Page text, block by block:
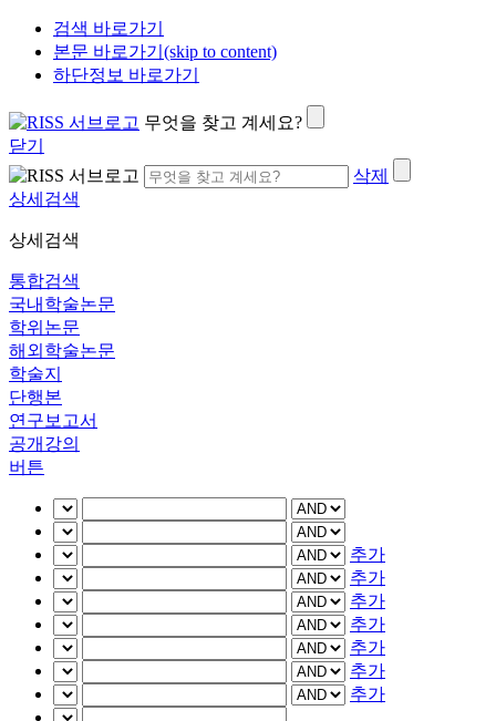
검색 바로가기
본문 바로가기(skip to content)
하단정보 바로가기
무엇을 찾고 계세요?
닫기
삭제
상세검색
상세검색
통합검색
국내학술논문
학위논문
해외학술논문
학술지
단행본
연구보고서
공개강의
버튼
추가
추가
추가
추가
추가
추가
추가